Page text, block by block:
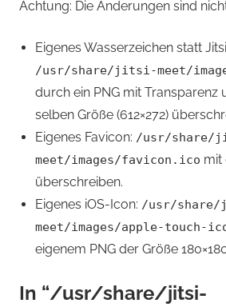
Achtung: Die Änderungen sind
Eigenes Wasserzeichen statt
/usr/share/jitsi-meet/
durch ein PNG mit Transparenz
selben Größe (612×272)
Eigenes Favicon: /usr/
meet/images/favicon.ico mit
überschreiben.
Eigenes iOS-Icon: /usr/
meet/images/apple-touch-
eigenem PNG der Größe
In “/usr/share/jitsi-